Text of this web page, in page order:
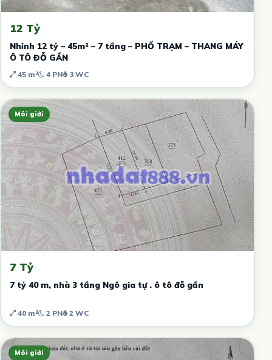
12 Tỷ
Nhỉnh 12 tỷ – 45m² – 7 tầng – PHỐ TRẠM – THANG MÁY
Ô TÔ ĐỖ GẦN
45 m² 4 PN 3 WC
Môi giới
7 Tỷ
7 tỷ 40 m, nhà 3 tầng Ngô gia tự . ô tô đỗ gần
40 m² 2 PN 2 WC
Môi giới